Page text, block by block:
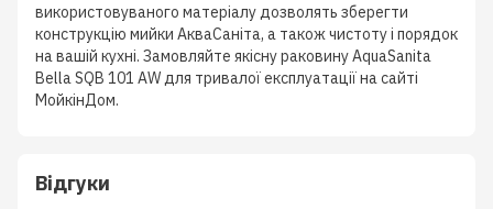
використовуваного матеріалу дозволять зберегти
конструкцію мийки АкваСаніта, а також чистоту і порядок
на вашій кухні. Замовляйте якісну раковину AquaSanita
Bella SQB 101 AW для тривалої експлуатації на сайті
МойкінДом.
Відгуки